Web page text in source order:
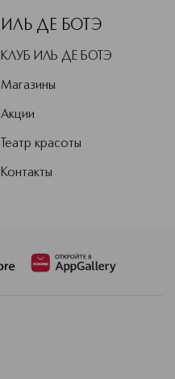
ИЛЬ ДЕ БОТЭ
КЛУБ ИЛЬ ДЕ БОТЭ
Магазины
Акции
Театр красоты
Контакты